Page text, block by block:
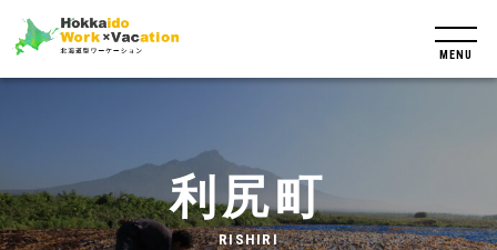
MENU
利尻町
RISHIRI